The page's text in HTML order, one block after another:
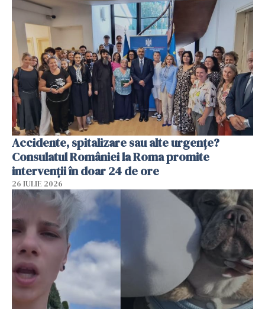
Accidente, spitalizare sau alte urgențe?
Consulatul României la Roma promite
intervenții în doar 24 de ore
26 IULIE 2026